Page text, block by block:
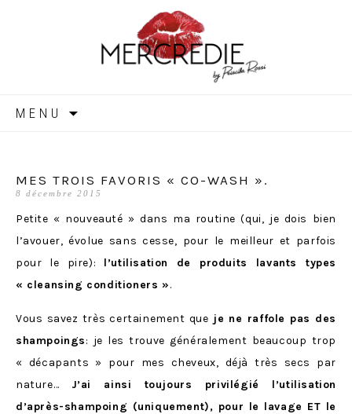
MERCREDIE
MENU
MES TROIS FAVORIS « CO-WASH ».
8 décembre 2015
Petite « nouveauté » dans ma routine (qui, je dois bien
l’avouer, évolue sans cesse, pour le meilleur et parfois
pour le pire): l’utilisation de produits lavants types
« cleansing conditioners ».
Vous savez très certainement que je ne raffole pas des
shampoings: je les trouve généralement beaucoup trop
« décapants » pour mes cheveux, déjà très secs par
nature… J’ai ainsi toujours privilégié l’utilisation
d’après-shampoing (uniquement), pour le lavage ET le